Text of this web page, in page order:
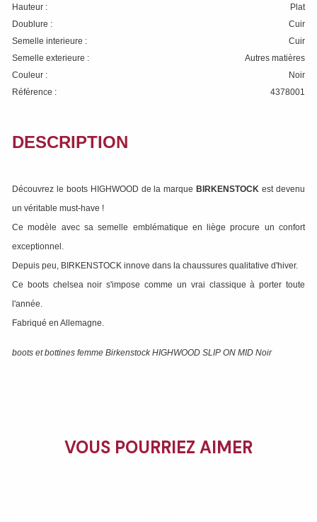
Hauteur :
Plat
Doublure :
Cuir
Semelle interieure :
Cuir
Semelle exterieure :
Autres matières
Couleur :
Noir
Référence :
4378001
DESCRIPTION
Découvrez le boots HIGHWOOD de la marque BIRKENSTOCKest devenu
un véritable must-have !
Ce modèle avec sa semelle emblématique en liège procure un confort
exceptionnel.
Depuis peu, BIRKENSTOCK innove dans la chaussures qualitative d'hiver.
Ce boots chelsea noir s'impose comme un vrai classique à porter toute
l'année.
Fabriqué en Allemagne.
boots et bottines femme Birkenstock HIGHWOOD SLIP ON MID Noir
VOUS POURRIEZ AIMER